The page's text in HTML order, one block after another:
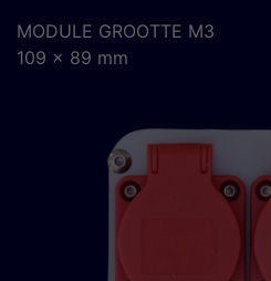
MODULE GROOTTE M3
109 x 89 mm